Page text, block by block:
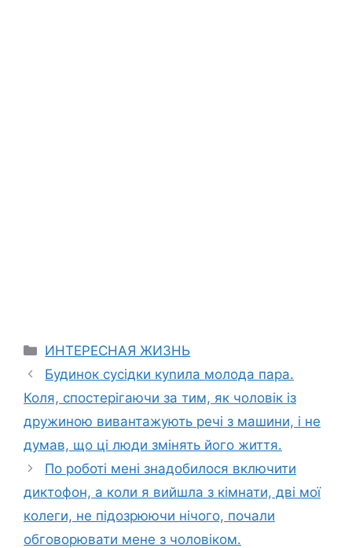
Categories
ИНТЕРЕСНАЯ ЖИЗНЬ
Будинок сусідки куnила молода пара.
Коля, спостерігаючи за тим, як чоловік із
дружиною вивантажують речі з машини, і не
думав, що ці люди змінять його життя.
По роботі мені знадобилося включити
диктофон, а коли я вийшла з кімнати, дві мої
колеги, не підозрюючи нічого, почали
обговорювати мене з чоловіком.